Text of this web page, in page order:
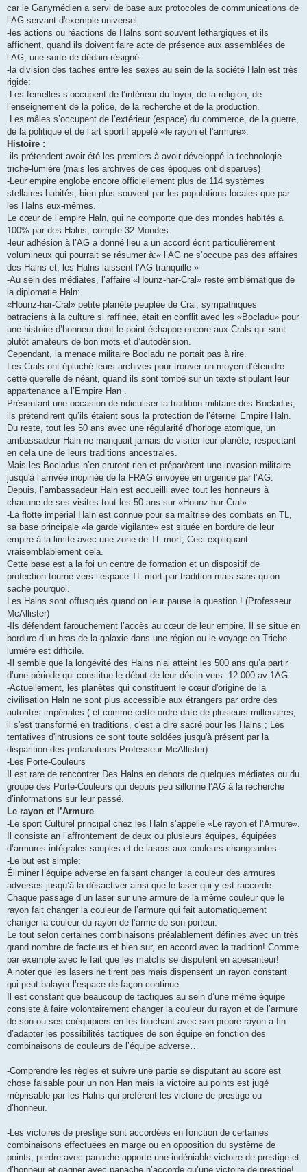
car le Ganymédien a servi de base aux protocoles de communications de
l’AG servant d'exemple universel.
-les actions ou réactions de Halns sont souvent léthargiques et ils
affichent, quand ils doivent faire acte de présence aux assemblées de
l’AG, une sorte de dédain résigné.
-la division des taches entre les sexes au sein de la société Haln est très
rigide:
.Les femelles s’occupent de l’intérieur du foyer, de la religion, de
l’enseignement de la police, de la recherche et de la production.
.Les mâles s’occupent de l’extérieur (espace) du commerce, de la guerre,
de la politique et de l’art sportif appelé «le rayon et l’armure».
Histoire :
-ils prétendent avoir été les premiers à avoir développé la technologie
triche-lumière (mais les archives de ces époques ont disparues)
-Leur empire englobe encore officiellement plus de 114 systèmes
stellaires habités, bien plus souvent par les populations locales que par
les Halns eux-mêmes.
Le cœur de l’empire Haln, qui ne comporte que des mondes habités a
100% par des Halns, compte 32 Mondes.
-leur adhésion à l’AG a donné lieu a un accord écrit particulièrement
volumineux qui pourrait se résumer à:« l’AG ne s’occupe pas des affaires
des Halns et, les Halns laissent l’AG tranquille »
-Au sein des médiates, l’affaire «Hounz-har-Cral» reste emblématique de
la diplomatie Haln:
«Hounz-har-Cral» petite planète peuplée de Cral, sympathiques
batraciens à la culture si raffinée, était en conflit avec les «Bocladu» pour
une histoire d’honneur dont le point échappe encore aux Crals qui sont
plutôt amateurs de bon mots et d’autodérision.
Cependant, la menace militaire Bocladu ne portait pas à rire.
Les Crals ont épluché leurs archives pour trouver un moyen d’éteindre
cette querelle de néant, quand ils sont tombé sur un texte stipulant leur
appartenance a l’Empire Han .
Présentant une occasion de ridiculiser la tradition militaire des Bocladus,
ils prétendirent qu’ils étaient sous la protection de l’éternel Empire Haln.
Du reste, tout les 50 ans avec une régularité d’horloge atomique, un
ambassadeur Haln ne manquait jamais de visiter leur planète, respectant
en cela une de leurs traditions ancestrales.
Mais les Bocladus n’en crurent rien et préparèrent une invasion militaire
jusqu'à l’arrivée inopinée de la FRAG envoyée en urgence par l’AG.
Depuis, l’ambassadeur Haln est accueilli avec tout les honneurs à
chacune de ses visites tout les 50 ans sur «Hounz-har-Cral».
-La flotte impérial Haln est connue pour sa maîtrise des combats en TL,
sa base principale «la garde vigilante» est située en bordure de leur
empire à la limite avec une zone de TL mort; Ceci expliquant
vraisemblablement cela.
Cette base est a la foi un centre de formation et un dispositif de
protection tourné vers l’espace TL mort par tradition mais sans qu’on
sache pourquoi.
Les Halns sont offusqués quand on leur pause la question ! (Professeur
McAllister)
-Ils défendent farouchement l’accès au cœur de leur empire. Il se situe en
bordure d’un bras de la galaxie dans une région ou le voyage en Triche
lumière est difficile.
-Il semble que la longévité des Halns n’ai atteint les 500 ans qu’a partir
d’une période qui constitue le début de leur déclin vers -12.000 av 1AG.
-Actuellement, les planètes qui constituent le cœur d'origine de la
civilisation Haln ne sont plus accessible aux étrangers par ordre des
autorités impériales ( et comme cette ordre date de plusieurs millénaires,
il s'est transformé en traditions, c'est a dire sacré pour les Halns ; Les
tentatives d'intrusions ce sont toute soldées jusqu'à présent par la
disparition des profanateurs Professeur McAllister).
-Les Porte-Couleurs
Il est rare de rencontrer Des Halns en dehors de quelques médiates ou du
groupe des Porte-Couleurs qui depuis peu sillonne l’AG à la recherche
d’informations sur leur passé.
Le rayon et l’Armure
-Le sport Culturel principal chez les Haln s’appelle «Le rayon et l’Armure».
Il consiste an l’affrontement de deux ou plusieurs équipes, équipées
d’armures intégrales souples et de lasers aux couleurs changeantes.
-Le but est simple:
Éliminer l’équipe adverse en faisant changer la couleur des armures
adverses jusqu’à la désactiver ainsi que le laser qui y est raccordé.
Chaque passage d’un laser sur une armure de la même couleur que le
rayon fait changer la couleur de l’armure qui fait automatiquement
changer la couleur du rayon de l’arme de son porteur.
Le tout selon certaines combinaisons préalablement définies avec un très
grand nombre de facteurs et bien sur, en accord avec la tradition! Comme
par exemple avec le fait que les matchs se disputent en apesanteur!
A noter que les lasers ne tirent pas mais dispensent un rayon constant
qui peut balayer l’espace de façon continue.
Il est constant que beaucoup de tactiques au sein d’une même équipe
consiste à faire volontairement changer la couleur du rayon et de l’armure
de son ou ses coéquipiers en les touchant avec son propre rayon a fin
d’adapter les possibilités tactiques de son équipe en fonction des
combinaisons de couleurs de l’équipe adverse…
-Comprendre les règles et suivre une partie se disputant au score est
chose faisable pour un non Han mais la victoire au points est jugé
méprisable par les Halns qui préfèrent les victoire de prestige ou
d’honneur.
-Les victoires de prestige sont accordées en fonction de certaines
combinaisons effectuées en marge ou en opposition du système de
points; perdre avec panache apporte une indéniable victoire de prestige et
d’honneur et gagner avec panache n’accorde qu’une victoire de prestige!